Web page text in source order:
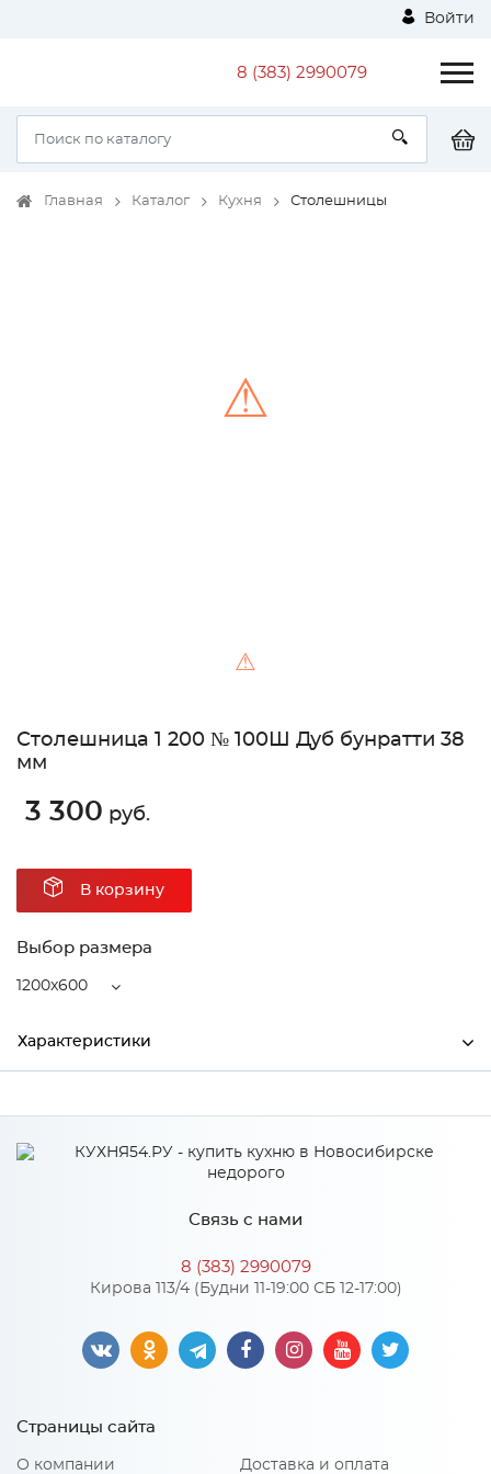
Войти
8 (383) 2990079
Главная Каталог Кухня Столешницы
⚠
⚠
Столешница 1 200 № 100Ш Дуб бунратти 38
мм
3 300 руб.
В корзину
Выбор размера
1200x600
Характеристики
Высота 38
№100Ш Дуб бунратти
Связь с нами
8 (383) 2990079
Кирова 113/4 (Будни 11-19:00 СБ 12-17:00)
Страницы сайта
О компании Доставка и оплата